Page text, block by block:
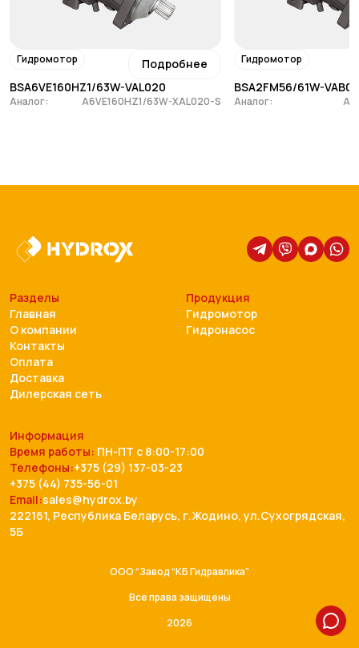
Гидромотор
Подробнее
BSA6VE160HZ1/63W-VAL020
Аналог: A6VE160HZ1/63W-XAL020-S
Гидромотор
BSA2FM56/61W-
Аналог:
Разделы
Главная
О компании
Контакты
Оплата
Доставка
Дилерская сеть
Продукция
Гидромотор
Гидронасос
Информация
Время работы: ПН-ПТ с 8:00-17:00
Телефоны:+375 (29) 137-03-23
+375 (44) 735-56-01
Email:sales@hydrox.by
222161, Республика Беларусь, г.Жодино, ул.Сухогрядская,
5Б
ООО “Завод “КБ Гидравлика”
2026
Все права защищены